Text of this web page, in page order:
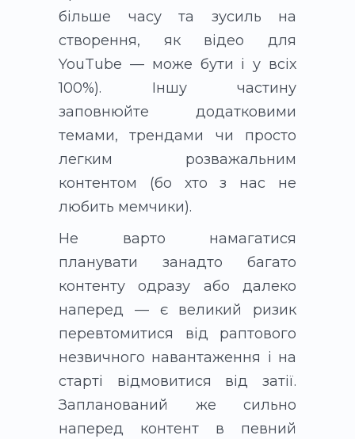
більше часу та зусиль на
створення, як відео для
YouTube — може бути і у всіх
100%). Іншу частину
заповнюйте додатковими
темами, трендами чи просто
легким розважальним
контентом (бо хто з нас не
любить мемчики).
Не варто намагатися
планувати занадто багато
контенту одразу або далеко
наперед — є великий ризик
перевтомитися від раптового
незвичного навантаження і на
старті відмовитися від затії.
Запланований же сильно
наперед контент в певний